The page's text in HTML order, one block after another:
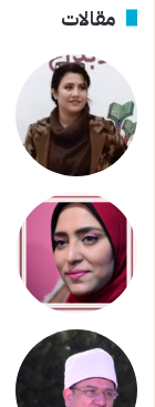
مقالات